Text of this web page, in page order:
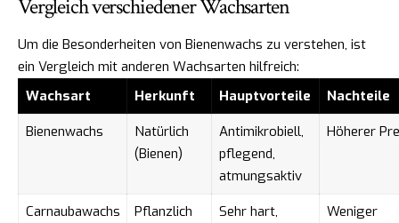
Vergleich verschiedener Wachsarten
Um die Besonderheiten von Bienenwachs zu verstehen, ist
ein Vergleich mit anderen Wachsarten hilfreich:
Wachsart
Herkunft Hauptvorteile
Nachteile
Bienenwachs
Natürlich
(Bienen)
Antimikrobiell,
pflegend,
atmungsaktiv
Höherer
Carnaubawachs
Pflanzlich
Sehr hart,
Weniger